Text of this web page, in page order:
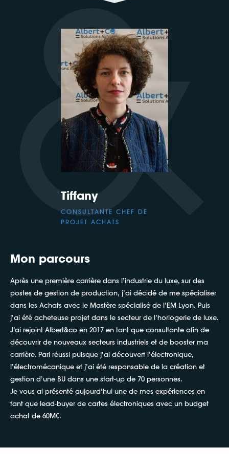
Tiffany
CONSULTANTE CHEF DE
PROJET ACHATS
Mon parcours
Après une première carrière dans l’industrie du luxe, sur des
postes de gestion de production, j’ai décidé de me spécialiser
dans les Achats avec le Mastère spécialisé de l’EM Lyon. Puis
j’ai été acheteuse projet dans le secteur de l’horlogerie de luxe.
J’ai rejoint Albert&co en 2017 en tant que consultante afin de
découvrir de nouveaux secteurs industriels et de booster ma
carrière. Pari réussi puisque j’ai découvert l’électronique,
l’électromécanique et j’ai été responsable de la création et
gestion d’une BU dans une start-up de 70 personnes.
Je vous ai présenté aujourd’hui une de mes expériences en
tant que lead-buyer de cartes électroniques avec un budget
achat de 60M€.